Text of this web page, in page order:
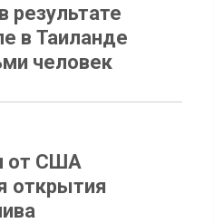
результате
в Таиланде
человек
от США
открытия